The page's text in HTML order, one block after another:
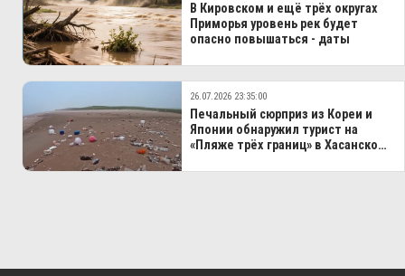
В Кировском и ещё трёх округах
Приморья уровень рек будет
опасно повышаться - даты
26.07.2026 23:35:00
Печальный сюрприз из Кореи и
Японии обнаружил турист на
«Пляже трёх границ» в Хасанском